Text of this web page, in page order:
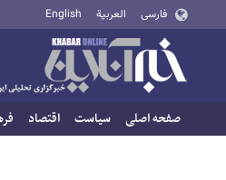
فارسی العربية English
صفحه اصلی سیاست اقتصاد